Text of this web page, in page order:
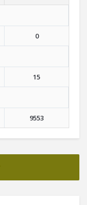
0
15
9553